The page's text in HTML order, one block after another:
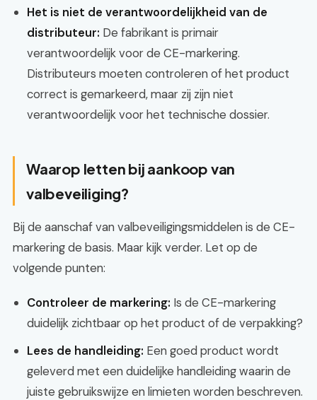
Het is niet de verantwoordelijkheid van de
distributeur: De fabrikant is primair
verantwoordelijk voor de CE-markering.
Distributeurs moeten controleren of het product
correct is gemarkeerd, maar zij zijn niet
verantwoordelijk voor het technische dossier.
Waarop letten bij aankoop van
valbeveiliging?
Bij de aanschaf van valbeveiligingsmiddelen is de CE-
markering de basis. Maar kijk verder. Let op de
volgende punten:
Controleer de markering: Is de CE-markering
duidelijk zichtbaar op het product of de verpakking?
Lees de handleiding: Een goed product wordt
geleverd met een duidelijke handleiding waarin de
juiste gebruikswijze en limieten worden beschreven.